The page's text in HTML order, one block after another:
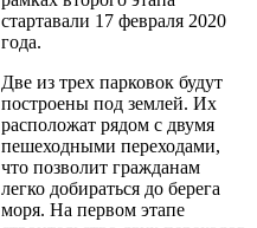
стартавали 17 февраля 2020
года.
Две из трех парковок будут
построены под землей. Их
расположат рядом с двумя
пешеходными переходами,
что позволит гражданам
легко добираться до берега
моря. На первом этапе